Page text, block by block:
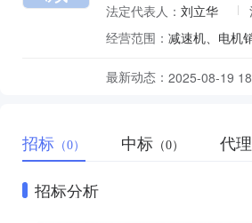
法定代表人： 刘立华
经营范围：
最新动态： 2025-08-19
招标 （0） 中标 （0） 代理
招标分析